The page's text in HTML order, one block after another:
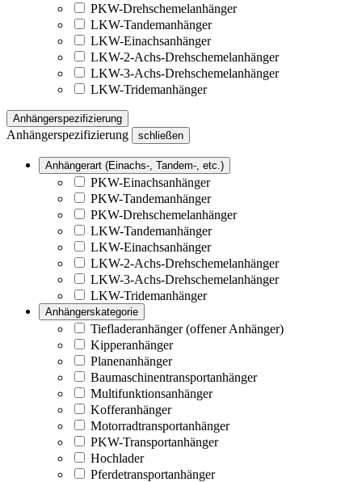
PKW-Drehschemelanhänger
LKW-Tandemanhänger
LKW-Einachsanhänger
LKW-2-Achs-Drehschemelanhänger
LKW-3-Achs-Drehschemelanhänger
LKW-Tridemanhänger
Anhängerspezifizierung
Anhängerspezifizierung schließen
Anhängerart (Einachs-, Tandem-, etc.)
PKW-Einachsanhänger
PKW-Tandemanhänger
PKW-Drehschemelanhänger
LKW-Tandemanhänger
LKW-Einachsanhänger
LKW-2-Achs-Drehschemelanhänger
LKW-3-Achs-Drehschemelanhänger
LKW-Tridemanhänger
Anhängerskategorie
Tiefladeranhänger (offener Anhänger)
Kipperanhänger
Planenanhänger
Baumaschinentransportanhänger
Multifunktionsanhänger
Kofferanhänger
Motorradtransportanhänger
PKW-Transportanhänger
Hochlader
Pferdetransportanhänger